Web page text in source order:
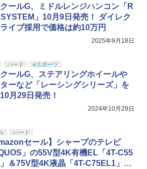
ールG、ミドルレンジハンコン「R
」10月9日発売！ ダイレク
ライブ採用で価格は約10万円
2025年9月18日
ハード eスポーツ
ールG、ステアリングホイールや
ーなど「レーシングシリーズ」を
月29日発売！
2024年10月29日
ハード
セール】シャープのテレビ
」の55V型4K有機EL「4T-C55
＆75V型4K液晶「4T-C75EL1」が